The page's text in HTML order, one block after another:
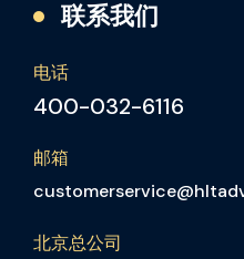
联系我们
电话
400-032-6116
邮箱
北京总公司